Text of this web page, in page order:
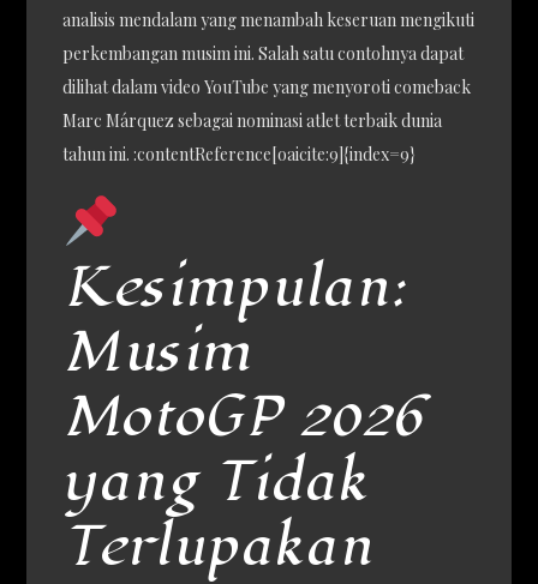
analisis mendalam yang menambah keseruan mengikuti
perkembangan musim ini. Salah satu contohnya dapat
dilihat dalam video YouTube yang menyoroti comeback
Marc Márquez sebagai nominasi atlet terbaik dunia
tahun ini. :contentReference[oaicite:9]{index=9}
Kesimpulan:
Musim
MotoGP 2026
yang Tidak
Terlupakan